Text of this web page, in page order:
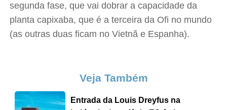
segunda fase, que vai dobrar a capacidade da
planta capixaba, que é a terceira da Ofi no mundo
(as outras duas ficam no Vietnã e Espanha).
Veja Também
Entrada da Louis Dreyfus na